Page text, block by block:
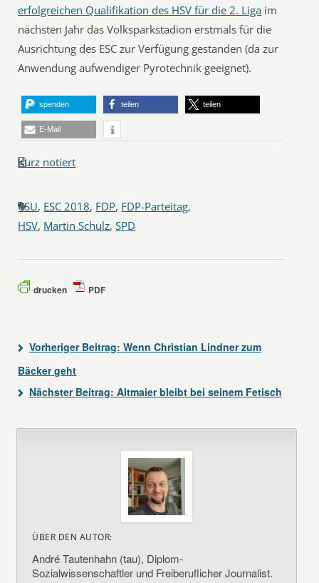
erfolgreichen Qualifikation des HSV für die 2. Liga im
nächsten Jahr das Volksparkstadion erstmals für die
Ausrichtung des ESC zur Verfügung gestanden (da zur
Anwendung aufwendiger Pyrotechnik geeignet).
spenden teilen teilen
E-Mail
Kurz notiert
CSU, ESC 2018, FDP, FDP-Parteitag,
HSV, Martin Schulz,SPD
drucken PDF
Vorheriger Beitrag: Wenn Christian Lindner zum
Bäcker geht
Nächster Beitrag: Altmaier bleibt bei seinem Fetisch
ÜBER DEN AUTOR:
André Tautenhahn (tau), Diplom-
Sozialwissenschaftler und Freiberuflicher Journalist.